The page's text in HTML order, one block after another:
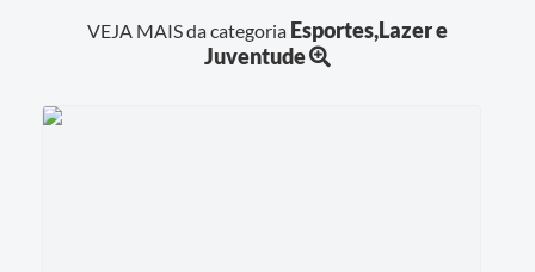
VEJA MAIS da categoria Esportes,Lazer e
Juventude